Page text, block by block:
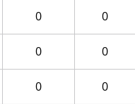
0 0
0 0
0 0